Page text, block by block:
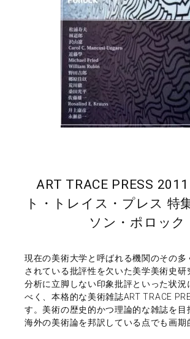
ART TRACE PRESS
ト・トレイス・プレス 特
ソン・ポロック
現在の美術大学と呼ばれる機関のその多
されている批評性を欠いた美学美術史研
分析に立脚しない印象批評といった状況
べく、本格的な美術雑誌ART TRACE
す。美術の歴史的かつ理論的な雑誌を目
海外の美術論を邦訳している点でも画期